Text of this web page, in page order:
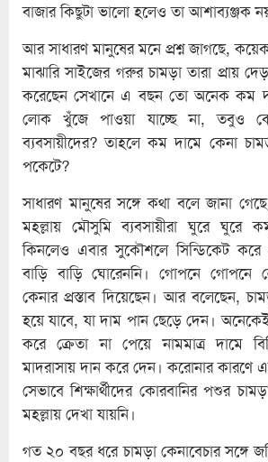
বাজার কিছুটা ভালো হলেও তা আশাব্যঞ্জক
আর সাধারণ মানুষের মনে প্রশ্ন জাগছে,
মাঝারি সাইজের গরুর চামড়া তারা প্রায়
করেছেন সেখানে এ বছন তো অনেক কম
লোক খুঁজে পাওয়া যাচ্ছে না, তবুও
ব্যবসায়ীদের? তাহলে কম দামে কেনা
পকেটে?
সাধারণ মানুষের সঙ্গে কথা বলে জানা
মহল্লায় মৌসুমি ব্যবসায়ীরা ঘুরে ঘুরে
কিনলেও এবার সুকৌশলে সিন্ডিকেট করে
বাড়ি বাড়ি ঘোরেননি। গোপনে গোপনে
কেনার প্রস্তাব দিয়েছেন। আর বলেছেন,
হয়ে যাবে, যা দাম পান ছেড়ে দেন।
করে ক্রেতা না পেয়ে নামমাত্র দামে
মাদরাসায় দান করে দেন। করোনার কারণে
সেভাবে শিক্ষার্থীদের কোরবানির পশুর
মহল্লায় দেখা যায়নি।
গত ২০ বছর ধরে চামড়া কেনাবেচার সঙ্গে